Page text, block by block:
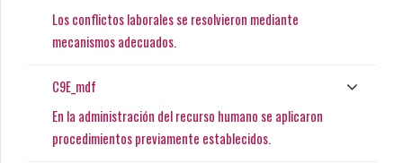
Los conflictos laborales se resolvieron mediante
mecanismos adecuados.
C9E_mdf
En la administración del recurso humano se aplicaron
procedimientos previamente establecidos.